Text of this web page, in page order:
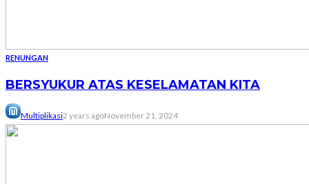
RENUNGAN
BERSYUKUR ATAS KESELAMATAN KITA
Multiplikasi2 years agoNovember 21, 2024